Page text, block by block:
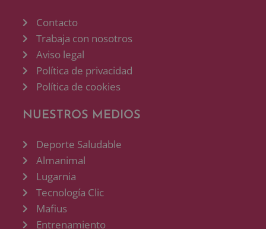
Contacto
Trabaja con nosotros
Aviso legal
Política de privacidad
Política de cookies
NUESTROS MEDIOS
Deporte Saludable
Almanimal
Lugarnia
Tecnología Clic
Mafius
Entrenamiento